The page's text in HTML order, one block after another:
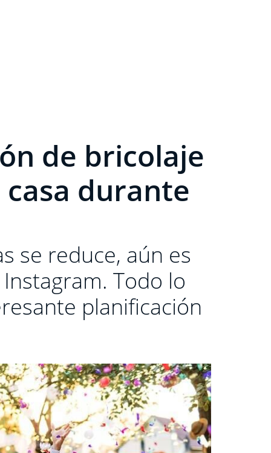
de bricolaje
durante
se reduce, aún es
Todo lo
planificación